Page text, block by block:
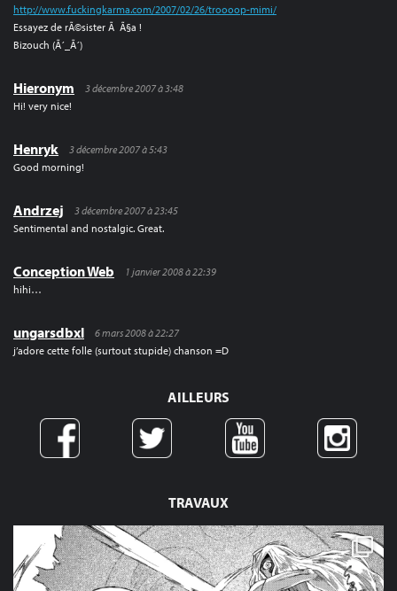
TRAVAUX
http://www.fuckingkarma.com/2007/02/26/troooop-mimi/
Essayez de rÃ©sister Ã Ã§a !
Bizouch (Ã´_Ã´)
Hieronym
3 décembre 2007 à 3:48
Hi! very nice!
Henryk
3 décembre 2007 à 5:43
Good morning!
Andrzej
3 décembre 2007 à 23:45
Sentimental and nostalgic. Great.
Conception Web
1 janvier 2008 à 22:39
hihi…
ungarsdbxl
6 mars 2008 à 22:27
j’adore cette folle (surtout stupide) chanson =D
AILLEURS